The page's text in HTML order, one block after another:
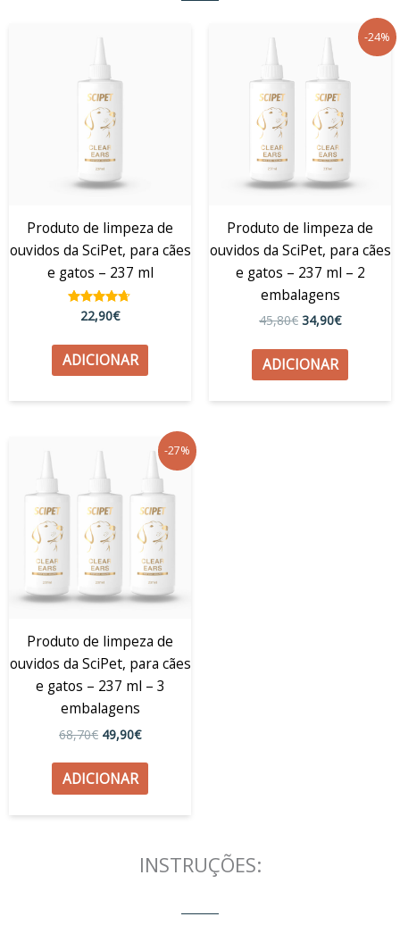
Produto de limpeza de
ouvidos da SciPet, para cães
e gatos – 237 ml
Avaliação
4.56
22,90€
ADICIONAR
-24%
Produto de limpeza de
ouvidos da SciPet, para cães
e gatos – 237 ml – 2
embalagens
45,80€
preço
original
era:
45,80€.
34,90€
preço
é:
34,90€.
ADICIONAR
-27%
Produto de limpeza de
ouvidos da SciPet, para cães
e gatos – 237 ml – 3
embalagens
68,70€
preço
original
era:
68,70€.
49,90€
preço
atual
é:
49,90€.
ADICIONAR
INSTRUÇÕES: